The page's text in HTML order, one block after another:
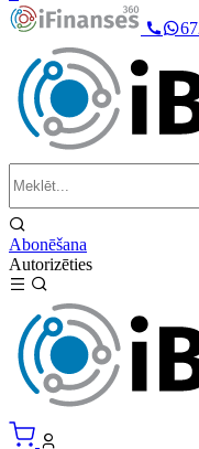
Abonēšana
Autorizēties